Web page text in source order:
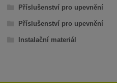
Příslušenství pro upevnění
Příslušenství pro upevnění
Instalační materiál